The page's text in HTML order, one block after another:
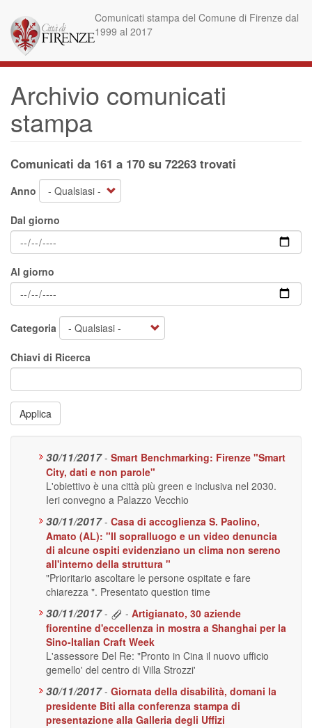
contenuto
principale
Comunicati stampa del Comune di Firenze dal
1999 al 2017
Archivio comunicati
stampa
Comunicati da 161 a 170 su 72263 trovati
Anno
Dal giorno
Al giorno
Categoria
Chiavi di Ricerca
Applica
30/11/2017 - Smart Benchmarking: Firenze "Smart
City, dati e non parole"
L'obiettivo è una città più green e inclusiva nel 2030.
Ieri convegno a Palazzo Vecchio
30/11/2017 - Casa di accoglienza S. Paolino,
Amato (AL): "Il sopralluogo e un video denuncia
di alcune ospiti evidenziano un clima non sereno
all'interno della struttura "
"Prioritario ascoltare le persone ospitate e fare
chiarezza ". Presentato question time
30/11/2017 - - Artigianato, 30 aziende
fiorentine d'eccellenza in mostra a Shanghai per la
Sino-Italian Craft Week
L'assessore Del Re: "Pronto in Cina il nuovo ufficio
gemello' del centro di Villa Strozzi'
30/11/2017 - Giornata della disabilità, domani la
presidente Biti alla conferenza stampa di
presentazione alla Galleria degli Uffizi